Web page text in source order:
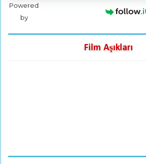
Powered
by
Film Aşıkları